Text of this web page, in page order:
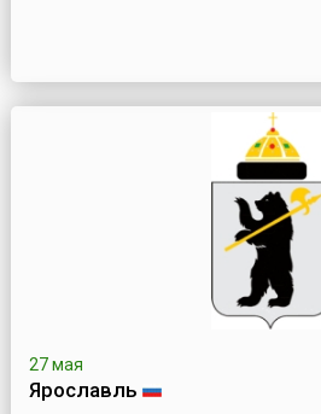
27 мая
Ярославль